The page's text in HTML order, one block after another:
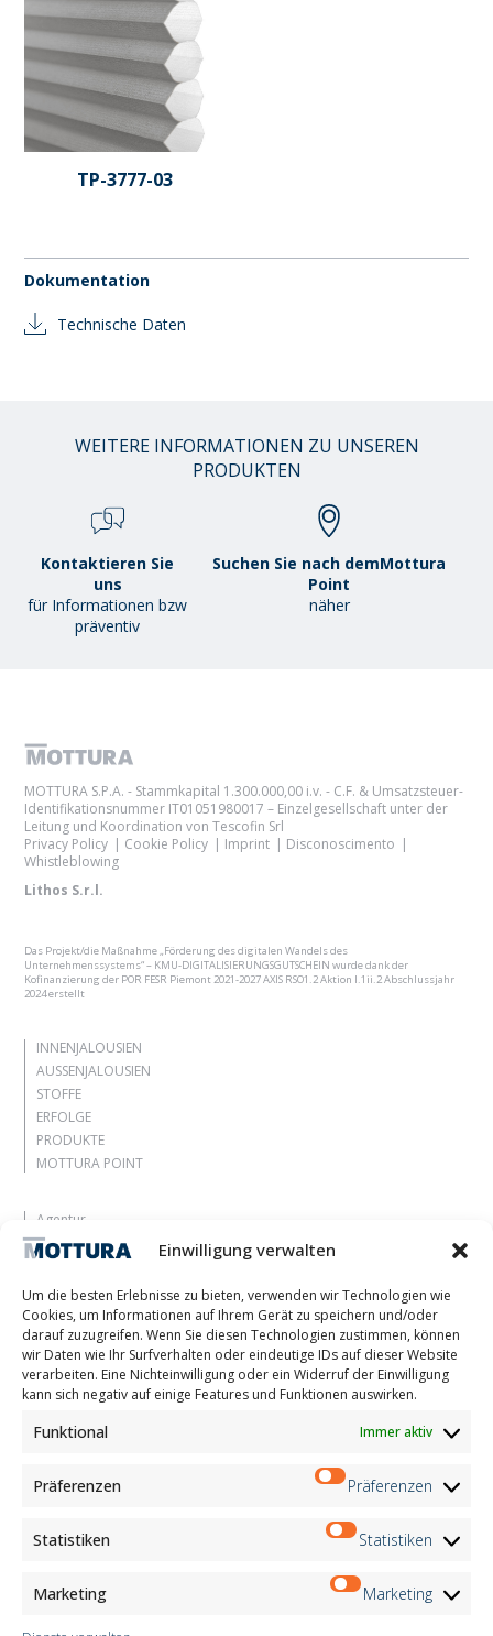
Einwilligung verwalten
Um die besten Erlebnisse zu bieten, verwenden wir Technologien wie
Cookies, um Informationen auf Ihrem Gerät zu speichern und/oder
darauf zuzugreifen. Wenn Sie diesen Technologien zustimmen, können
wir Daten wie Ihr Surfverhalten oder eindeutige IDs auf dieser Website
verarbeiten. Eine Nichteinwilligung oder ein Widerruf der Einwilligung
kann sich negativ auf einige Features und Funktionen auswirken.
Funktional Immer aktiv
Präferenzen Präferenzen
Statistiken Statistiken
Marketing Marketing
TP-3777-03
Dokumentation
Technische Daten
WEITERE INFORMATIONEN ZU UNSEREN
PRODUKTEN
Kontaktieren Sie
uns
für Informationen bzw
präventiv
Suchen Sie nach demMottura
Point
näher
MOTTURA S.P.A. - Stammkapital 1.300.000,00 i.v. - C.F. & Umsatzsteuer-
Identifikationsnummer IT01051980017 – Einzelgesellschaft unter der
Leitung und Koordination von Tescofin Srl
Privacy Policy
Cookie Policy Imprint
Disconoscimento
Whistleblowing
Lithos S.r.l.
Das Projekt/die Maßnahme „Förderung des digitalen Wandels des
Unternehmenssystems“ – KMU-DIGITALISIERUNGSGUTSCHEIN wurde dank der
Kofinanzierung der POR FESR Piemont 2021-2027 AXIS RSO1.2 Aktion I.1ii.2 Abschlussjahr
2024 erstellt
INNENJALOUSIEN
AUSSENJALOUSIEN
STOFFE
ERFOLGE
PRODUKTE
MOTTURA POINT
Agentur
Lassen Sie sich inspirieren
Kontakte
Arbeite mit uns
Reservierter Bereich
Zertifizierungen
M2Net
Child Safety
Customer Information
Information for Candidates
Register Information